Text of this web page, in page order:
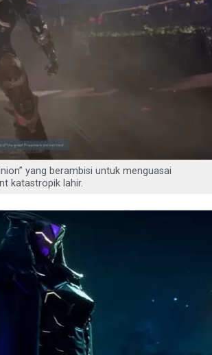
yang berambisi untuk menguasai
katastropik lahir.